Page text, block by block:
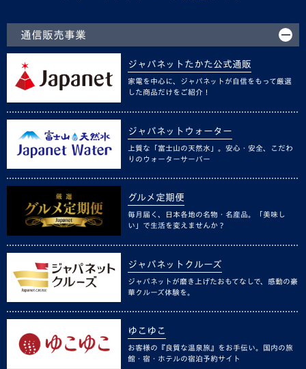
通信販売事業
ジャパネットたかた公式通販
家電を中心に、ジャパネットが自信をもって厳選
した商品だけをご紹介！
ジャパネットウォーター
上質な「富士山の天然水」。安心・安全、こだわ
りのウォーターサーバー
グルメ定期便
毎月届く、日本各地の名物・名産品。「美味し
い」で生活を変えませんか？
ジャパネットクルーズ
ジャパネットが磨き上げたおもてなしで、感動の豪
華クルーズ体験を。
ゆこゆこ
お客様の『良質な温泉旅』をお手伝い。国内の旅
館・宿・ホテルの宿泊予約サイト